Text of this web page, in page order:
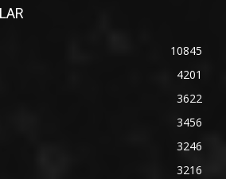
10845
4201
3622
3456
3246
3216